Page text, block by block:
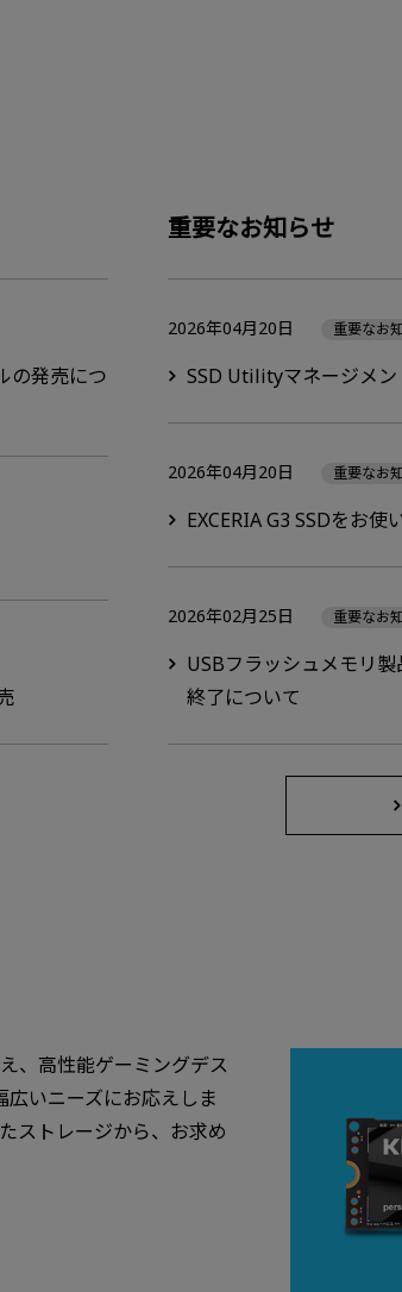
の発売につ
重要なお知らせ
SSD Utilityマネージメ
2026年04月20日 重要なお
EXCERIA G3 SSDをお使
2026年04月20日 重要なお
USBフラッシュメモリ
終了について
2026年02月25日 重要なお
、高性能ゲーミングデス
広いニーズにお応えしま
ストレージから、お求め